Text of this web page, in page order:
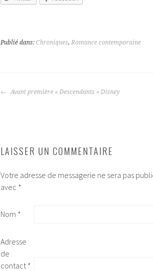
Publié dans: Chroniques,Romance contemporaine
Avant première « Descendants » Disney
LAISSER UN COMMENTAIRE
Votre adresse de messagerie ne sera pas
avec *
Nom *
Adresse
de
contact *